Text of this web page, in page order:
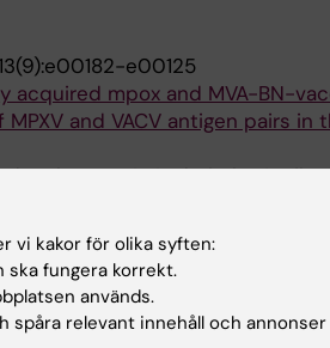
e00125
acquired mpox and MVA-BN-
and VACV antigen pairs in
Russ S; Soderholm S; Filen
J; Johansen K; Ekstrom
REPORTS.2025;16:100367
on PrEP in Stockholm, Sweden
L
vi kakor för olika syften:
ska fungera korrekt.
används.
spåra relevant innehåll och